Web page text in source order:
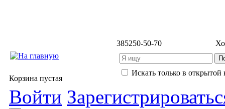
385250-50-70
Искать только в открытой
Корзина пустая
Войти